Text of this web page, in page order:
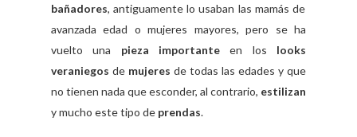
bañadores, antiguamente lo usaban las mamás de
avanzada edad o mujeres mayores, pero se ha
vuelto una pieza importanteen los looks
veraniegos de mujeres de todas las edades y que
no tienen nada que esconder, al contrario, estilizan
y mucho este tipo de prendas.